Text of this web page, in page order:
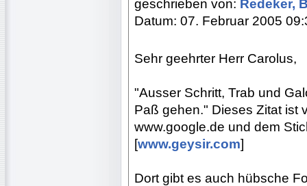
geschrieben von: Redeker,
Datum: 07. Februar 2005
Sehr geehrter Herr Carolus,
"Ausser Schritt, Trab und
Paß gehen." Dieses Zitat ist
www.google.de und dem
[www.geysir.com]
Dort gibt es auch hübsche